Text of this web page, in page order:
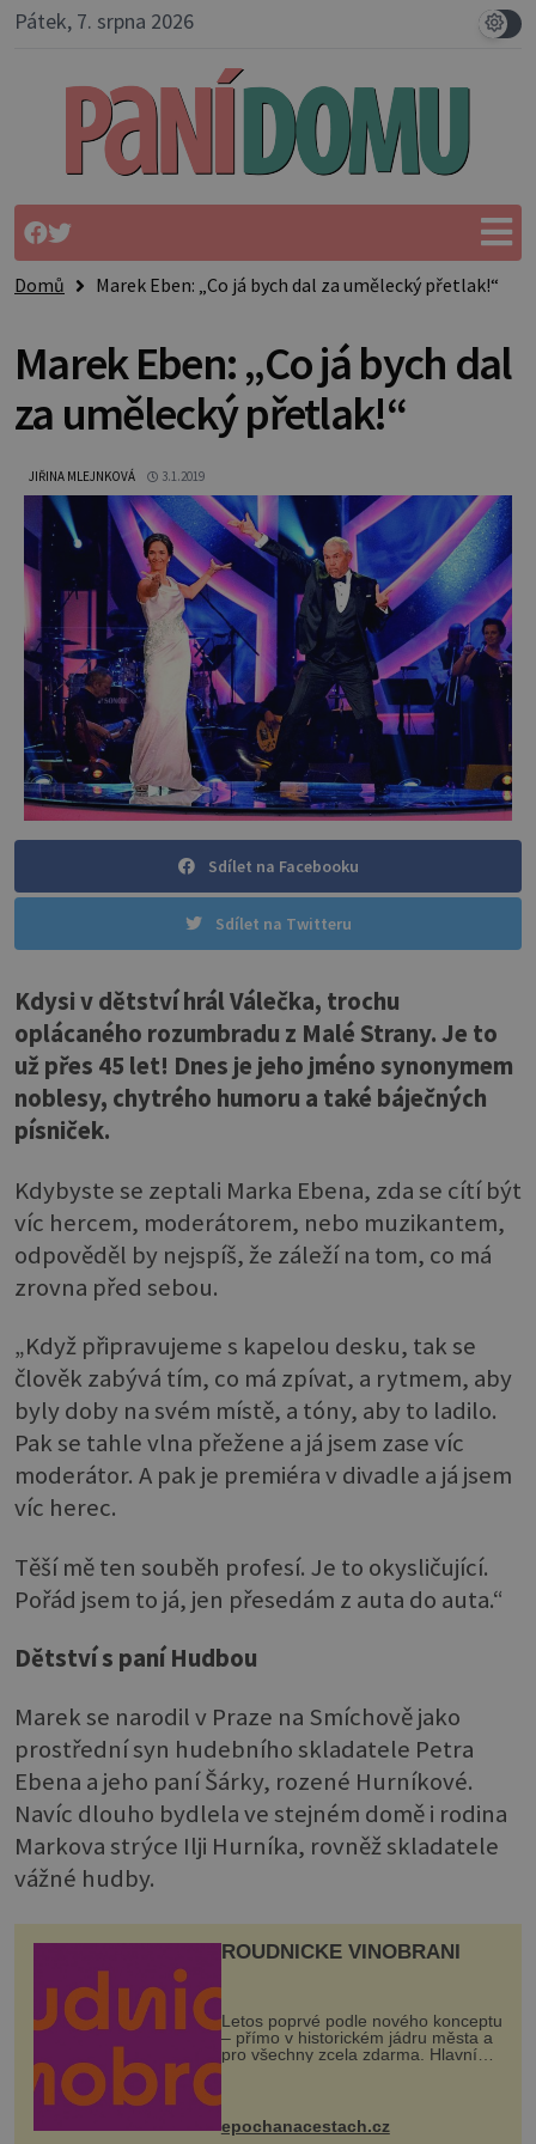
Pátek, 7. srpna 2026
Domů Marek Eben: „Co já bych dal za umělecký přetlak!“
Marek Eben: „Co já bych dal
za umělecký přetlak!“
JIŘINA MLEJNKOVÁ 3.1.2019
Sdílet na Facebooku
Sdílet na Twitteru
Kdysi v dětství hrál Válečka, trochu
oplácaného rozumbradu z Malé Strany. Je to
už přes 45 let! Dnes je jeho jméno synonymem
noblesy, chytrého humoru a také báječných
písniček.
Kdybyste se zeptali Marka Ebena, zda se cítí být
víc hercem, moderátorem, nebo muzikantem,
odpověděl by nejspíš, že záleží na tom, co má
zrovna před sebou.
„Když připravujeme s kapelou desku, tak se
člověk zabývá tím, co má zpívat, a rytmem, aby
byly doby na svém místě, a tóny, aby to ladilo.
Pak se tahle vlna přežene a já jsem zase víc
moderátor. A pak je premiéra v divadle a já jsem
víc herec.
Těší mě ten souběh profesí. Je to okysličující.
Pořád jsem to já, jen přesedám z auta do auta.“
Dětství s paní Hudbou
Marek se narodil v Praze na Smíchově jako
prostřední syn hudebního skladatele Petra
Ebena a jeho paní Šárky, rozené Hurníkové.
Navíc dlouho bydlela ve stejném domě i rodina
Markova strýce Ilji Hurníka, rovněž skladatele
vážné hudby.
ROUDNICKÉ VINOBRANÍ
Letos poprvé podle nového konceptu
– přímo v historickém jádru města a
pro všechny zcela zdarma. Hlavní
program se odehraje na Karlově a
mohou těšit na víno, burčák, pes...
epochanacestach.cz